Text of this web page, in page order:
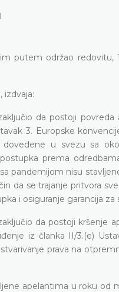
putem održao redovitu,
izdvaja:
da postoji
3. Europske
dovedene u svezu sa
prema
pandemijom nisu
da se trajanje pritvora
i osiguranje garancija
da postoji kršenje
iz članka II/3.(e)
prava na
apelantima u roku od